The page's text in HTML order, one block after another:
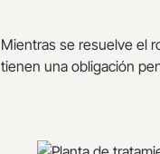
Mientras se resuelve el
tienen una obligación